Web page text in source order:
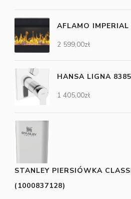
AFLAMO IMPERIAL
2 599,00zł
HANSA LIGNA
1 405,00zł
STANLEY PIERSIÓWKA
(1000837128)